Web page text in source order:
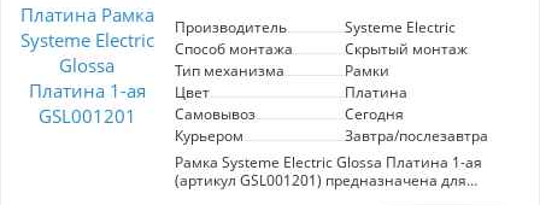
Производитель
Systeme Electric
Способ монтажа
Скрытый монтаж
Тип механизма
Рамки
Цвет
Платина
Самовывоз
Сегодня
Курьером
Завтра/послезавтра
Рамка Systeme Electric Glossa Платина 1-ая
(артикул GSL001201) предназначена для